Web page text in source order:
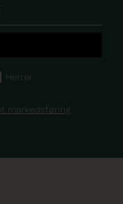
Herrer
markedsføring